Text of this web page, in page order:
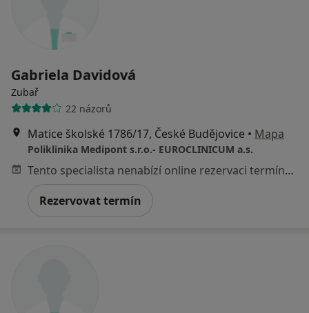
Gabriela Davidová
Zubař
22 názorů
Matice školské 1786/17, České Budějovice • Mapa
Poliklinika Medipont s.r.o.- EUROCLINICUM a.s.
Tento specialista nenabízí online rezervaci termínu na této adrese.
Rezervovat termín